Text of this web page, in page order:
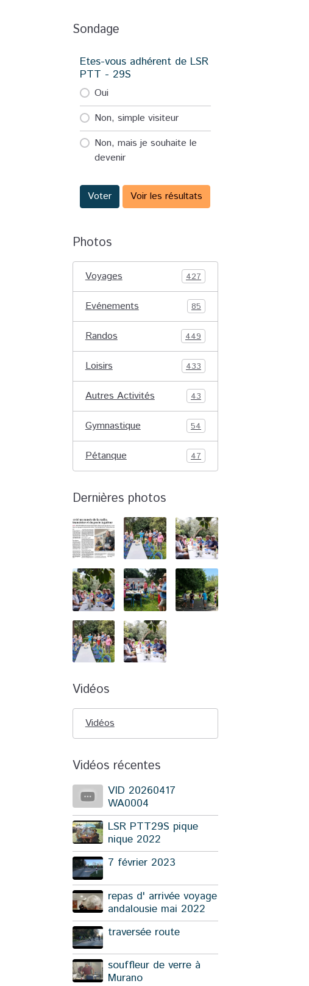
Sondage
Etes-vous adhérent de LSR
PTT - 29S
Oui
Non, simple visiteur
Non, mais je souhaite le
devenir
Voter Voir les résultats
Photos
Voyages 427
Evénements 85
Randos 449
Loisirs 433
Autres Activités 43
Gymnastique 54
Pétanque 47
Dernières photos
Vidéos
Vidéos
Vidéos récentes
VID 20260417
WA0004
LSR PTT29S pique
nique 2022
7 février 2023
repas d' arrivée voyage
andalousie mai 2022
traversée route
souffleur de verre à
Murano